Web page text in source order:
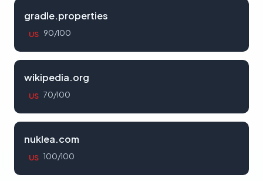
gradle.properties
US 90/100
wikipedia.org
US 70/100
nuklea.com
US 100/100